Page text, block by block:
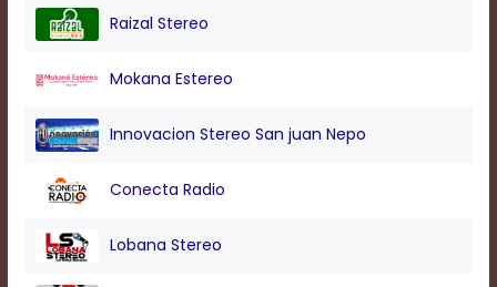
Raizal Stereo
Mokana Estereo
Innovacion Stereo San juan Nepo
Conecta Radio
Lobana Stereo